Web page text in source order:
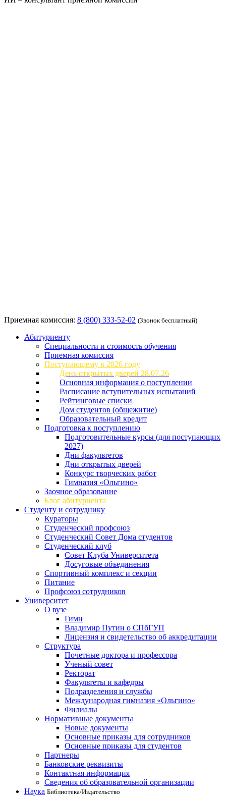
Приемная комиссия: 8 (800) 333-52-02 (Звонок бесплатный)
Абитуриенту
Специальности и стоимость обучения
Приемная комиссия
Поступающему в 2026 году
День открытых дверей 28.07.26
Основная информация о поступлении
Расписание вступительных испытаний
Рейтинговые списки
Дом студентов (общежитие)
Образовательный кредит
Подготовка к поступлению
Подготовительные курсы (для поступающих
2027)
Дни факультетов
Дни открытых дверей
Конкурс творческих работ
Гимназия «Ольгино»
Заочное образование
Блог абитуриента
Студенту и сотруднику
Кураторы
Студенческий профсоюз
Студенческий Совет Дома студентов
Студенческий клуб
Совет Клуба Университета
Досуговые объединения
Спортивный комплекс и секции
Питание
Профсоюз сотрудников
Университет
О вузе
Гимн
Владимир Путин о СПбГУП
Лицензия и свидетельство об аккредитации
Структура
Почетные доктора и профессора
Ученый совет
Ректорат
Факультеты и кафедры
Подразделения и службы
Международная гимназия «Ольгино»
Филиалы
Нормативные документы
Новые документы
Основные приказы для сотрудников
Основные приказы для студентов
Партнеры
Банковские реквизиты
Контактная информация
Сведения об образовательной организации
Наука Библиотека/Издательство